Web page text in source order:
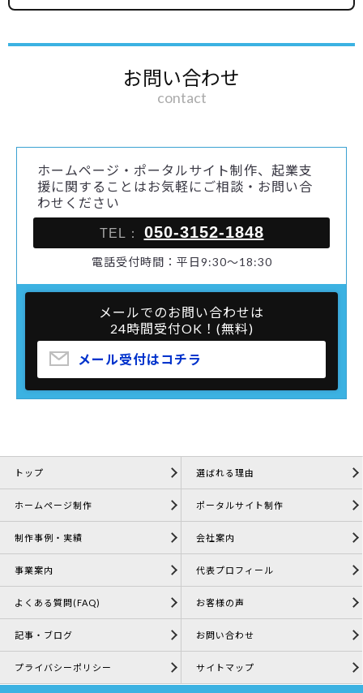
お問い合わせ
contact
ホームページ・ポータルサイト制作、起業支
援に関することはお気軽にご相談・お問い合
わせください
TEL： 050-3152-1848
電話受付時間：平日9:30～18:30
メールでのお問い合わせは
24時間受付OK！(無料)
メール受付はコチラ
トップ 選ばれる理由
ホームページ制作 ポータルサイト制作
制作事例・実績 会社案内
事業案内 代表プロフィール
よくある質問(FAQ) お客様の声
記事・ブログ お問い合わせ
プライバシーポリシー サイトマップ